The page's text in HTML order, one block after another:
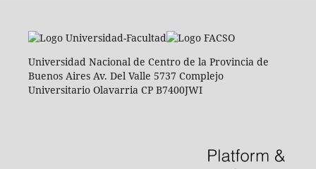
Universidad Nacional de Centro de la Provincia de
Buenos Aires Av. Del Valle 5737 Complejo
Universitario Olavarria CP B7400JWI